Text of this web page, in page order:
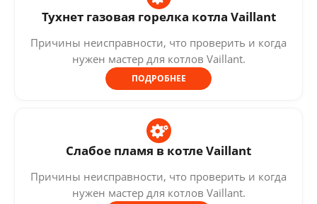
Тухнет газовая горелка котла Vaillant
Причины неисправности, что проверить и когда
нужен мастер для котлов Vaillant.
ПОДРОБНЕЕ
Слабое пламя в котле Vaillant
Причины неисправности, что проверить и когда
нужен мастер для котлов Vaillant.